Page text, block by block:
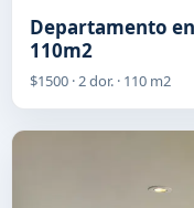
Departamento
110m2
$1500 · 2 dor. · 110 m2